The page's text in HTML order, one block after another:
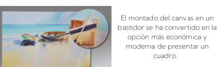
El montado del canvas en un
bastidor se ha convertido en la
opción más económica y
moderna de presentar un
cuadro.